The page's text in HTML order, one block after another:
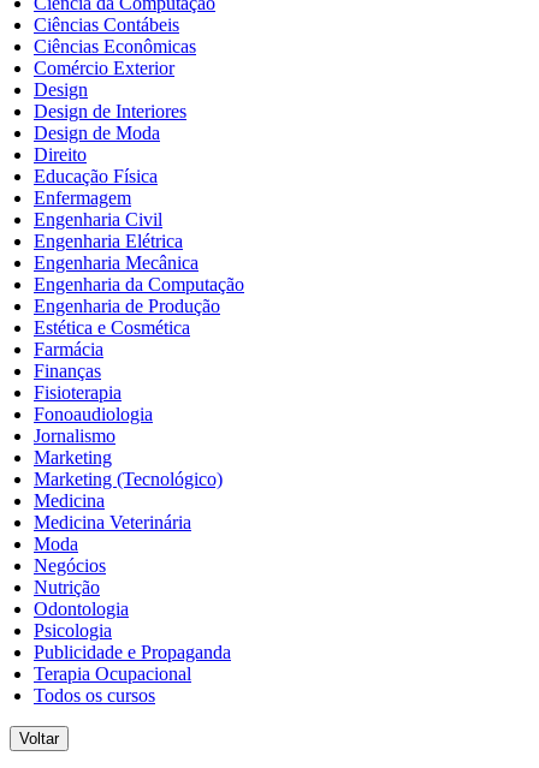
Ciências Contábeis
Ciências Econômicas
Comércio Exterior
Design
Design de Interiores
Design de Moda
Direito
Educação Física
Enfermagem
Engenharia Civil
Engenharia Elétrica
Engenharia Mecânica
Engenharia da Computação
Engenharia de Produção
Estética e Cosmética
Farmácia
Finanças
Fisioterapia
Fonoaudiologia
Jornalismo
Marketing
Marketing (Tecnológico)
Medicina
Medicina Veterinária
Moda
Negócios
Nutrição
Odontologia
Psicologia
Publicidade e Propaganda
Terapia Ocupacional
Todos os cursos
Voltar